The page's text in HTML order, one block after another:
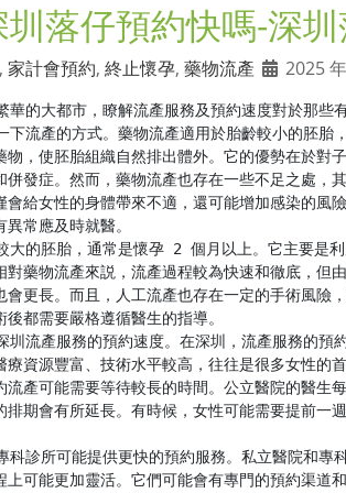
落仔預約快嗎-深
, 家計會預約, 終止懷孕, 藥物流產 2025
華的大都市，瞭解流產服務及預約速度對於那些
物，使胚胎組織自然排出體外。它的優勢在於對
併發症。然而，藥物流產也存在一些不足之處，
會給女性的身體帶來不適，還可能增加感染的風
常應及時就醫。
對藥物流產來説，流產過程較為快速和徹底，但
會更長。而且，人工流產也存在一定的手術風險
都需要嚴格遵循醫生的指導。
療資源豐富、技術水平較高，往往是很多女性的
流產可能需要等待較長的時間。公立醫院的醫生
排期會有所延長。有時候，女性可能需要提前一
上可能更加靈活。它們可能會有專門的預約渠道